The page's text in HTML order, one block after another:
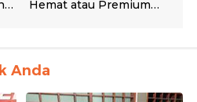
Anda